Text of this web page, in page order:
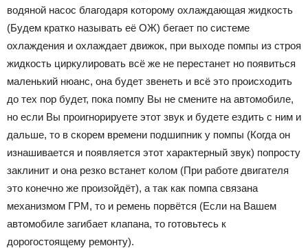
водяной насос благодаря которому охлаждающая жидкость
(Будем кратко называть её ОЖ) бегает по системе
охлаждения и охлаждает движок, при выходе помпы из строя
жидкость циркулировать всё же не перестанет но появиться
маленький нюанс, она будет звенеть и всё это происходить
до тех пор будет, пока помпу Вы не смените на автомобиле,
но если Вы проигнорируете этот звук и будете ездить с ним и
дальше, то в скорем времени подшипник у помпы (Когда он
изнашивается и появляется этот характерный звук) попросту
заклинит и она резко встанет колом (При работе двигателя
это конечно же произойдёт), а так как помпа связана
механизмом ГРМ, то и ремень порвётся (Если на Вашем
автомобиле загибает клапана, то готовьтесь к
дорогостоящему ремонту).